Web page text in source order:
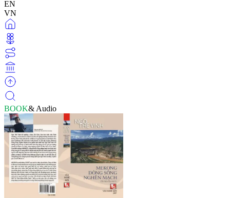
EN
VN
BOOK& Audio